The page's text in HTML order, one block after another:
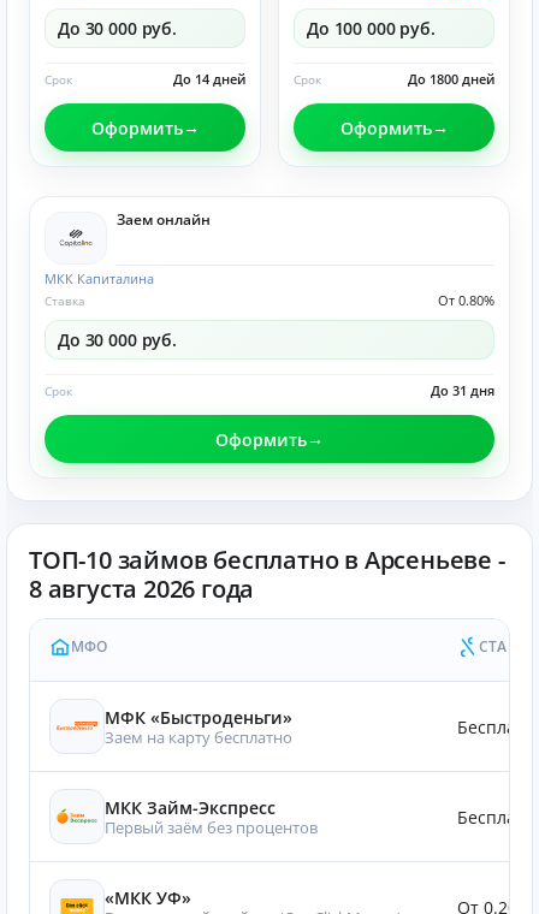
До 30 000 руб.
До 14 дней
Срок
Оформить
До 100 000 руб.
До 1800 дней
Срок
Оформить
Заем онлайн
МКК Капиталина
От 0.80%
Ставка
До 30 000 руб.
До 31 дня
Срок
Оформить
ТОП-10 займов бесплатно в Арсеньеве -
8 августа 2026 года
МФО СТАВКА
МФК «Быстроденьги»
Заем на карту бесплатно
МКК Займ-Экспресс
Первый заём без процентов
«МКК УФ» От 0.20%